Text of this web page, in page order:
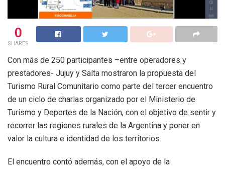
0
SHARES
Con más de 250 participantes –entre operadores y
prestadores- Jujuy y Salta mostraron la propuesta del
Turismo Rural Comunitario como parte del tercer encuentro
de un ciclo de charlas organizado por el Ministerio de
Turismo y Deportes de la Nación, con el objetivo de sentir y
recorrer las regiones rurales de la Argentina y poner en
valor la cultura e identidad de los territorios.
El encuentro contó además, con el apoyo de la